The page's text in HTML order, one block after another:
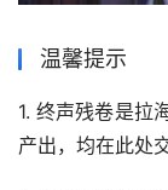
温馨提示
1. 终声残卷是拉
产出，均在此处交